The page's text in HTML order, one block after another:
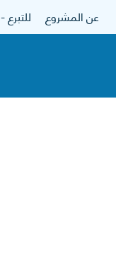
عن المشروع للتبرع - donate